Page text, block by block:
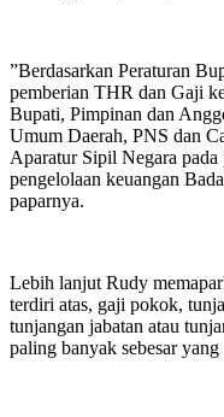
”Berdasarkan Peraturan
pemberian THR dan Gaji
Bupati, Pimpinan dan
Umum Daerah, PNS dan
Aparatur Sipil Negara pada
pengelolaan keuangan
paparnya.
Lebih lanjut Rudy
terdiri atas, gaji pokok,
tunjangan jabatan atau
paling banyak sebesar